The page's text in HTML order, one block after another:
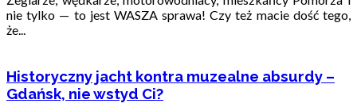
nie tylko — to jest WASZA sprawa! Czy też macie dość tego,
że...
Historyczny jacht kontra muzealne absurdy –
Gdańsk, nie wstyd Ci?